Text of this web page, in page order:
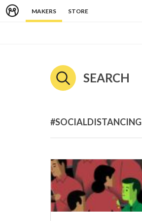
MAKERS STORE
SEARCH
#SOCIALDISTANCING